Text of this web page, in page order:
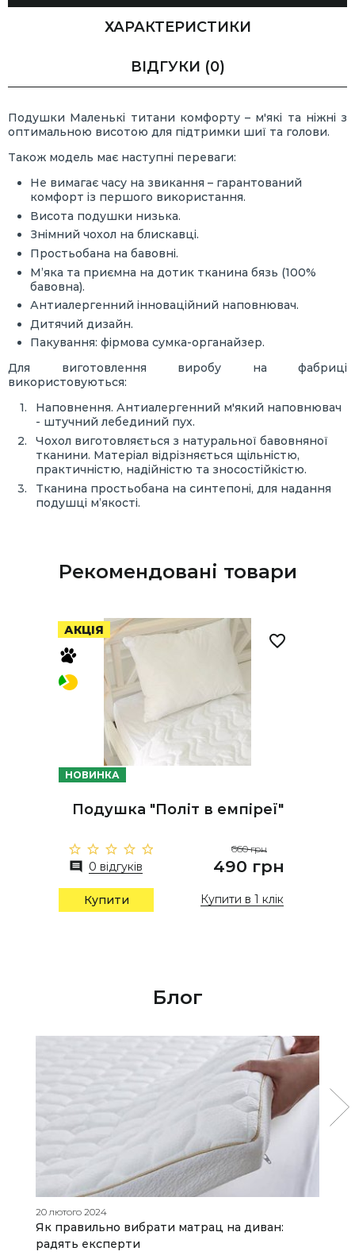
ХАРАКТЕРИСТИКИ
ВІДГУКИ (0)
Подушки Маленькі титани комфорту – м'які та ніжні з
оптимальною висотою для підтримки шиї та голови.
Також модель має наступні переваги:
Не вимагає часу на звикання – гарантований
комфорт із першого використання.
Висота подушки низька.
Знімний чохол на блискавці.
Простьобана на бавовні.
М’яка та приємна на дотик тканина бязь (100%
бавовна).
Антиалергенний інноваційний наповнювач.
Дитячий дизайн.
Пакування: фірмова сумка-органайзер.
Для виготовлення виробу на фабриці
використовуються:
Наповнення. Антиалергенний м'який наповнювач
- штучний лебединий пух.
Чохол виготовляється з натуральної бавовняної
тканини. Матеріал відрізняється щільністю,
практичністю, надійністю та зносостійкістю.
Тканина простьобана на синтепоні, для надання
подушці м’якості.
Рекомендовані товари
АКЦІЯ
НОВИНКА
Подушка "Політ в емпіреї"
0 відгуків
660 грн
490 грн
Купити Купити в 1 клік
Блог
20 лютого 2024
Як правильно вибрати матрац на диван:
радять експерти